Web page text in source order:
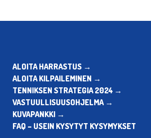
ALOITA HARRASTUS →
ALOITA KILPAILEMINEN →
TENNIKSEN STRATEGIA 2024 →
VASTUULLISUUSOHJELMA →
KUVAPANKKI →
FAQ – USEIN KYSYTYT KYSYMYKSET